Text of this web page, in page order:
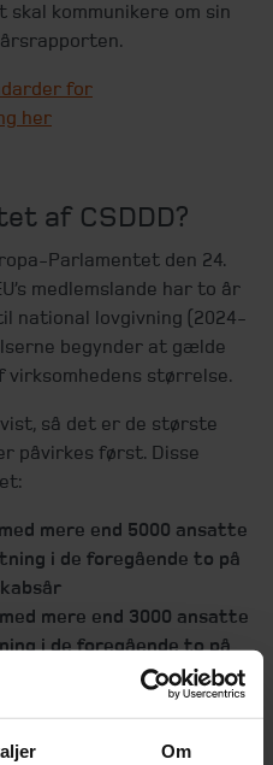
Om
kommunikere om sin
for
her
af CSDDD?
Parlamentet den 24.
medlemslande har to år
lovgivning (2024-
begynder at gælde
størrelse.
så det er de største
påvirkes først. Disse
mere end 5000 ansatte
i de foregående to på
mere end 3000 ansatte
i de foregående to på
mere end 1000 ansatte
Herudover